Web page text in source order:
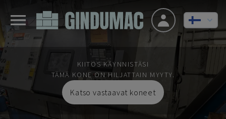
KIITOS KÄYNNISTÄSI
TÄMÄ KONE ON HILJATTAIN MYYTY.
Katso vastaavat koneet